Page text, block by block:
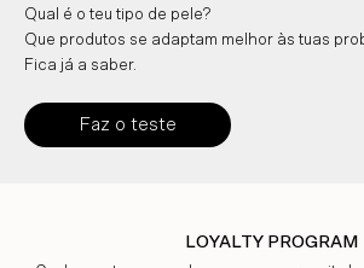
Qual é o teu tipo de pele?
Que produtos se adaptam melhor às tuas
Fica já a saber.
Faz o teste
LOYALTY PROGRAM